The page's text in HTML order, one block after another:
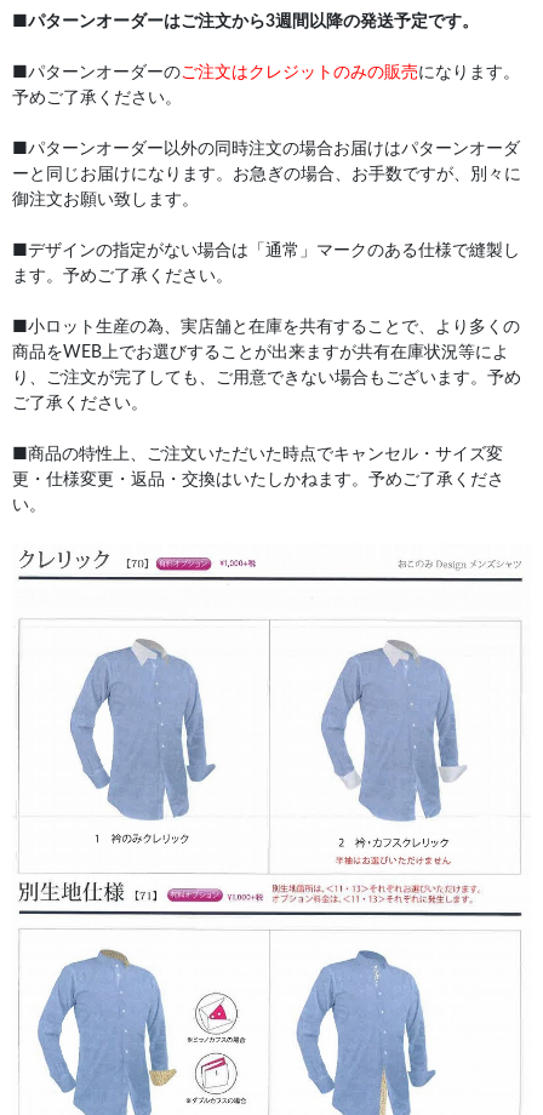
パターンオーダーはご注文から3週間以降の発送予定です。
■パターンオーダーのご注文はクレジットのみの販売になります。
予めご了承ください。
■パターンオーダー以外の同時注文の場合お届けはパターンオーダ
ーと同じお届けになります。お急ぎの場合、お手数ですが、別々に
御注文お願い致します。
■デザインの指定がない場合は「通常」マークのある仕様で縫製し
ます。予めご了承ください。
■小ロット生産の為、実店舗と在庫を共有することで、より多くの
商品をWEB上でお選びすることが出来ますが共有在庫状況等によ
り、ご注文が完了しても、ご用意できない場合もございます。予め
ご了承ください。
■商品の特性上、ご注文いただいた時点でキャンセル・サイズ変
更・仕様変更・返品・交換はいたしかねます。予めご了承くださ
い。